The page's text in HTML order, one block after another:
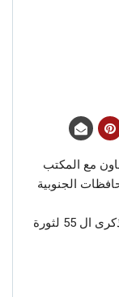
مع المكتب
الجنوبية
انعقدت الندوة في أجواء احتفالات شعبنا بالذكرى ال 55 لثورة